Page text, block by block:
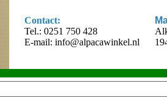
Contact:
Tel.: 0251 750 428
E-mail: info@alpacawinkel.nl